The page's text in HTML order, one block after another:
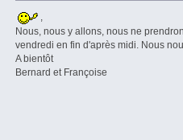
,
Nous, nous y allons, nous ne
vendredi en fin d'après midi. Nous
A bientôt
Bernard et Françoise